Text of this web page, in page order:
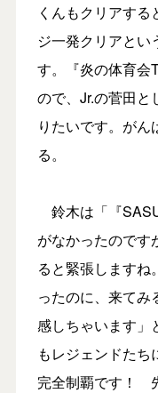
くんもクリアす
ジ一発クリアとい
す。『炎の体育会
ので、Jr.の菅田と
りたいです。が
る。
鈴木は「『
がなかったのです
ると緊張しますね
ったのに、来てみ
感しちゃいます」
もレジェンドた
完全制覇です！